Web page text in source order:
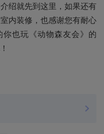
绍就先到这里，如果还有
内装修，也感谢您有耐心
也玩《动物森友会》的